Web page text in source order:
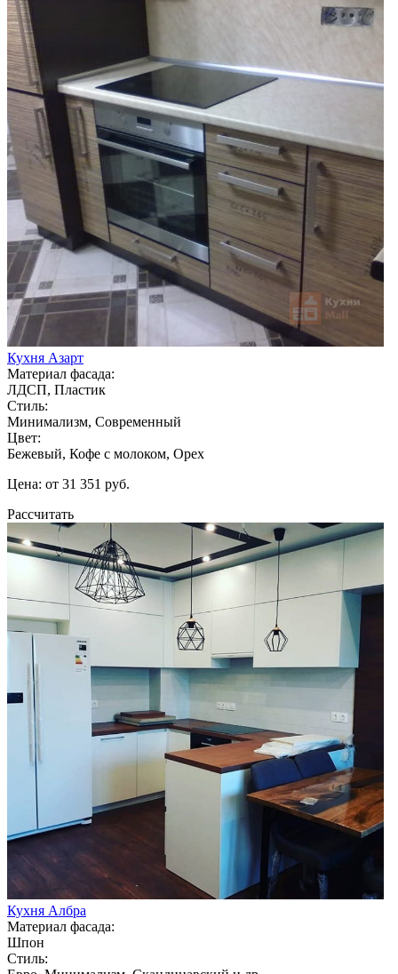
Кухня Азарт
Материал фасада:
ЛДСП, Пластик
Стиль:
Минимализм, Современный
Цвет:
Бежевый, Кофе с молоком, Орех
Цена: от 31 351 руб.
Рассчитать
Кухня Албра
Материал фасада:
Шпон
Стиль: